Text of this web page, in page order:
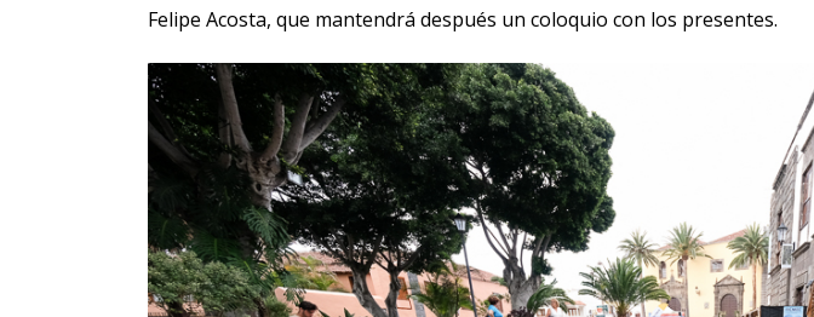
Felipe Acosta, que mantendrá después un coloquio con los presentes.